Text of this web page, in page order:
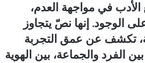
في مواجهة العدم،
الوجود. إنها نصّ يتجاوز
تكشف عن عمق التجربة
الفرد والجماعة، بين الهوية